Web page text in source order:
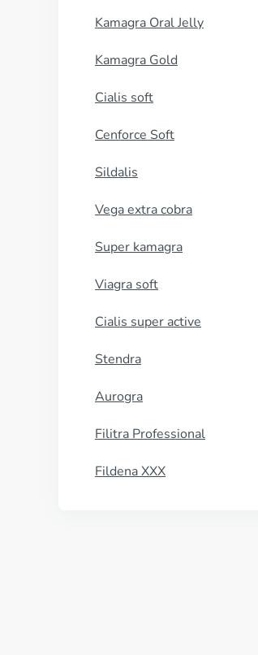
Kamagra Oral Jelly
Kamagra Gold
Cialis soft
Cenforce Soft
Sildalis
Vega extra cobra
Super kamagra
Viagra soft
Cialis super active
Stendra
Aurogra
Filitra Professional
Fildena XXX